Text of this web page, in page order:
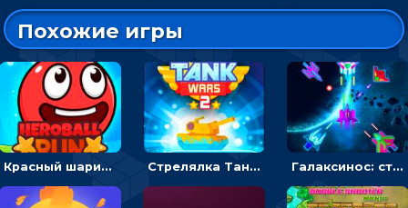
Похожие игры
Красный шарик-герой в бегах: прыгать, чтобы избегать препятствий Стрелялка Танковые войны: бить по танку врага, чтобы уничтожить зло Галаксинос: стрелялка в космосе по врагам